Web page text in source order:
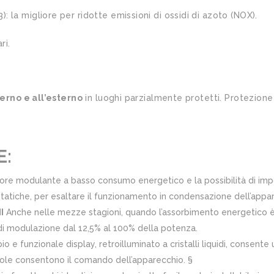
la migliore per ridotte emissioni di ossidi di azoto (NOX).
e all’esternoin luoghi parzialmente protetti. Protezione
modulante a basso consumo energetico e la possibilità di
per esaltare il funzionamento in condensazione
Anche nelle mezze stagioni, quando l’assorbimento
dal 12,5% al 100% della potenza.
e funzionale display, retroilluminato a cristalli liquidi,
consentono il comando dell’apparecchio. §